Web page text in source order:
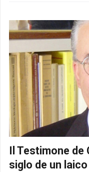
Il Testimone de
siglo de un